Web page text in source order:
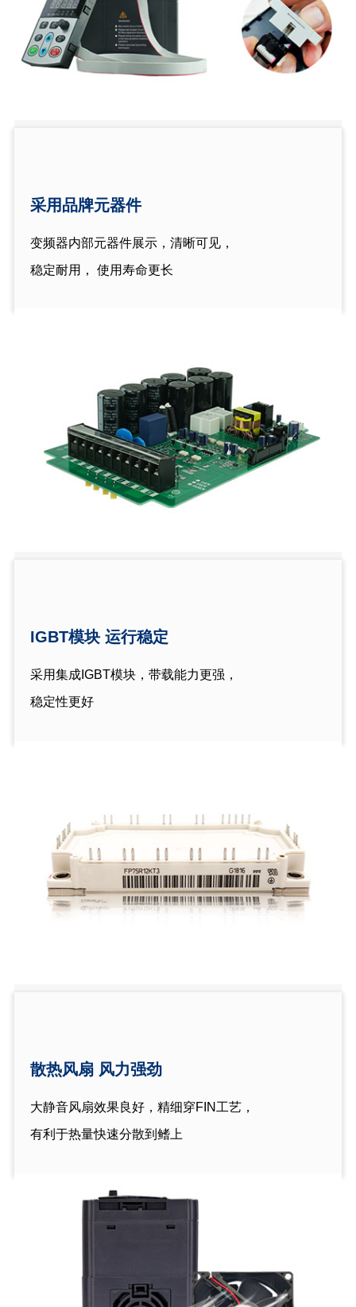
采用品牌元器件
变频器内部元器件展示，清晰可见，
稳定耐用， 使用寿命更长
IGBT模块 运行稳定
采用集成IGBT模块，带载能力更强，
稳定性更好
散热风扇 风力强劲
大静音风扇效果良好，精细穿FIN工艺，
有利于热量快速分散到鳍上